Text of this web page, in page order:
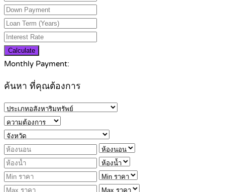
Calculate
Monthly Payment:
ค้นหา ที่คุณต้องการ